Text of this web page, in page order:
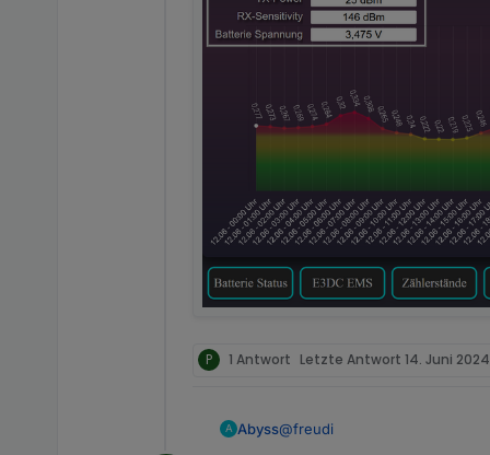
P 1 Antwort Letzte Antwort 14. Juni
A Abyss@freudi